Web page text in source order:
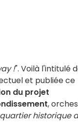
!". Voilà l'intitulé
et publiée ce
du projet
,
historique